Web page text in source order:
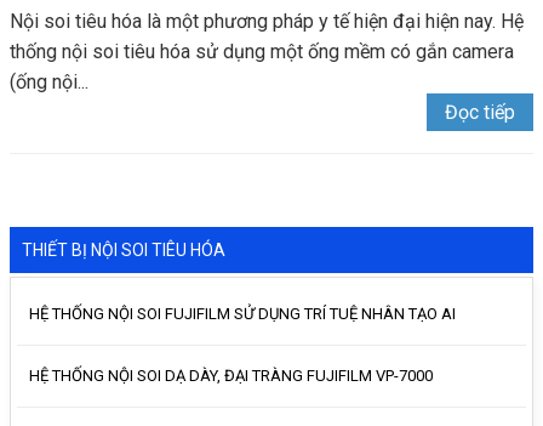
THIẾT BỊ NỘI SOI TIÊU HÓA
HỆ THỐNG NỘI SOI FUJIFILM SỬ DỤNG TRÍ TUỆ NHÂN TẠO AI
HỆ THỐNG NỘI SOI DẠ DÀY, ĐẠI TRÀNG FUJIFILM VP-7000
Nội soi tiêu hóa là một phương pháp y tế hiện đại hiện nay. Hệ
thống nội soi tiêu hóa sử dụng một ống mềm có gắn camera
(ống nội...
Đọc tiếp